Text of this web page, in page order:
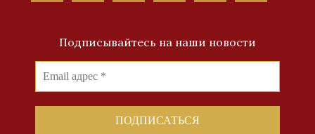
Подписывайтесь на наши новости